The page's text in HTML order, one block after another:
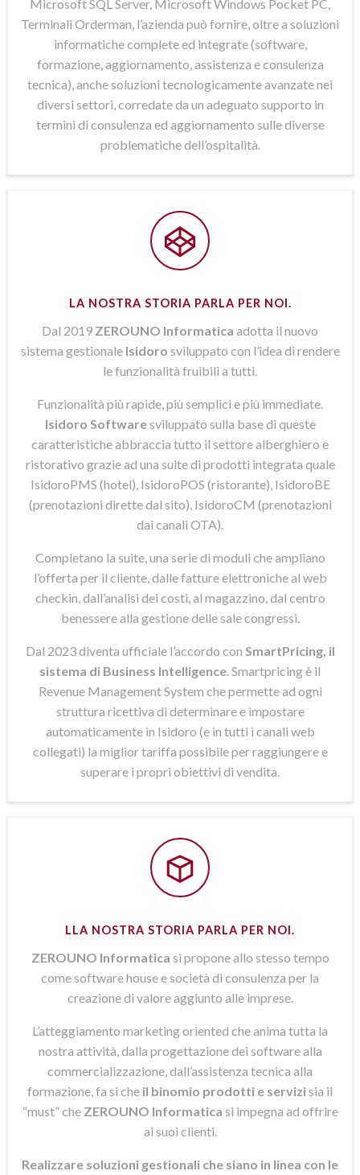
Microsoft SQL Server, Microsoft Windows Pocket PC,
Terminali Orderman, l’azienda può fornire, oltre a soluzioni
informatiche complete ed integrate (software,
formazione, aggiornamento, assistenza e consulenza
tecnica), anche soluzioni tecnologicamente avanzate nei
diversi settori, corredate da un adeguato supporto in
termini di consulenza ed aggiornamento sulle diverse
problematiche dell’ospitalità.
LA NOSTRA STORIA PARLA PER NOI.
Dal 2019 ZEROUNO Informatica adotta il nuovo
sistema gestionale Isidoro sviluppato con l’idea di rendere
le funzionalità fruibili a tutti.
Funzionalità più rapide, più semplici e più immediate.
Isidoro Softwaresviluppato sulla base di queste
caratteristiche abbraccia tutto il settore alberghiero e
ristorativo grazie ad una suite di prodotti integrata quale
IsidoroPMS (hotel), IsidoroPOS (ristorante), IsidoroBE
(prenotazioni dirette dal sito), IsidoroCM (prenotazioni
dai canali OTA).
Completano la suite, una serie di moduli che ampliano
l’offerta per il cliente, dalle fatture elettroniche al web
checkin, dall’analisi dei costi, al magazzino, dal centro
benessere alla gestione delle sale congressi.
Dal 2023 diventa ufficiale l’accordo con SmartPricing, il
sistema di Business Intelligence . Smartpricing è il
Revenue Management System che permette ad ogni
struttura ricettiva di determinare e impostare
automaticamente in Isidoro (e in tutti i canali web
collegati) la miglior tariffa possibile per raggiungere e
superare i propri obiettivi di vendita.
LLA NOSTRA STORIA PARLA PER NOI.
ZEROUNO Informatica si propone allo stesso tempo
come software house e società di consulenza per la
creazione di valore aggiunto alle imprese.
L’atteggiamento marketing oriented che anima tutta la
nostra attività, dalla progettazione dei software alla
commercializzazione, dall’assistenza tecnica alla
formazione, fa si che il binomio prodotti e servizisia il
“must” che ZEROUNO Informatica si impegna ad offrire
ai suoi clienti.
Realizzare soluzioni gestionali che siano in linea con le